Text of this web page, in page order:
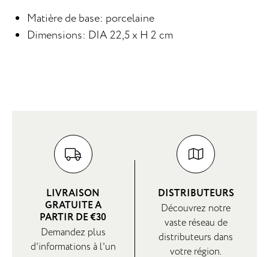
Matière de base: porcelaine
Dimensions: DIA 22,5 x H 2 cm
LIVRAISON
GRATUITE A
PARTIR DE €30
Demandez plus
d'informations à l'un
DISTRIBUTEURS
Découvrez notre
vaste réseau de
distributeurs dans
votre région.